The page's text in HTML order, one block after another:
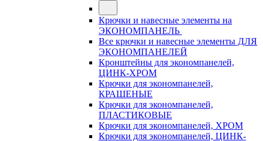
Крючки и навесные элементы на
ЭКОНОМПАНЕЛЬ
Все крючки и навесные элементы ДЛЯ
ЭКОНОМПАНЕЛЕЙ
Кронштейны для экономпанелей,
ЦИНК-ХРОМ
Крючки для экономпанелей,
КРАШЕНЫЕ
Крючки для экономпанелей,
ПЛАСТИКОВЫЕ
Крючки для экономпанелей, ХРОМ
Крючки для экономпанелей, ЦИНК-